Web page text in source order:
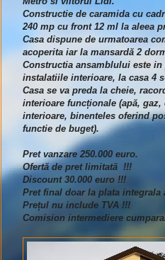
Constructie de caramida cu
240 mp cu front 12 ml la aleea
Casa dispune de urmatoarea
acoperita iar la mansardă 2
Constructia ansamblului este
instalatiile interioare, la casa 4
Casa se va preda la cheie,
interioare funcționale (apă,
interioare, binenteles oferind
functie de buget).
Pret vanzare 250.000 euro.
Ofertă de pret limitată !!!
Discount 30.000 euro !!!
Pret final doar la plata integrala
Prețul nu include TVA !!!
Comision intermediere